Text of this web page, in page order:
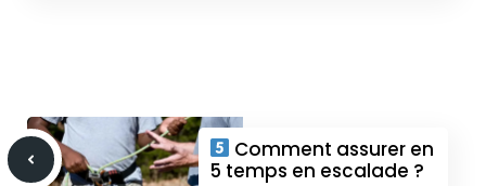
Comment assurer en
5 temps en escalade ?